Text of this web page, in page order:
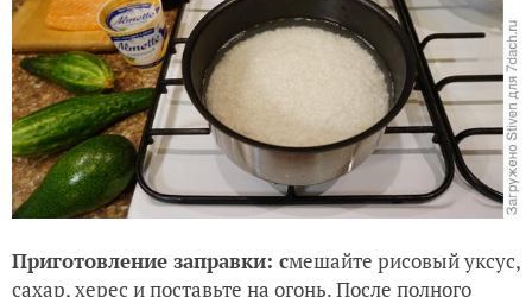
Приготовление заправки: смешайте рисовый уксус,
сахар, херес и поставьте на огонь. После полного